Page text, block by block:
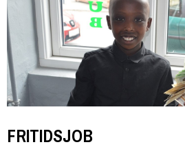
FRITIDSJOB